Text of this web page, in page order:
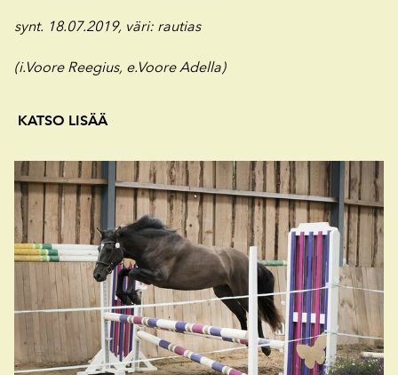
synt. 18.07.2019, väri: rautias
(i.Voore Reegius, e.Voore Adella)
KATSO LISÄÄ